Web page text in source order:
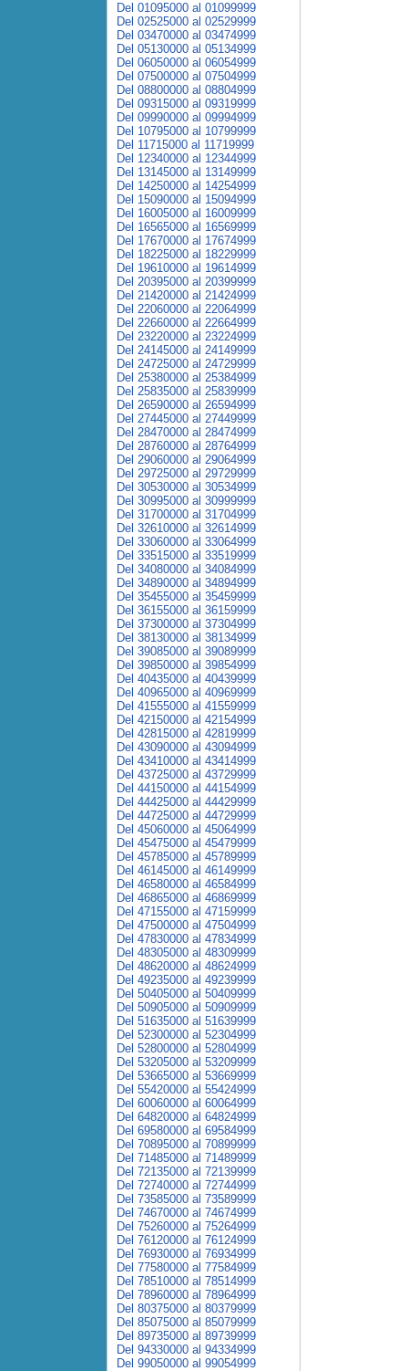
Del 01095000 al 01099999
Del 02525000 al 02529999
Del 03470000 al 03474999
Del 05130000 al 05134999
Del 06050000 al 06054999
Del 07500000 al 07504999
Del 08800000 al 08804999
Del 09315000 al 09319999
Del 09990000 al 09994999
Del 10795000 al 10799999
Del 11715000 al 11719999
Del 12340000 al 12344999
Del 13145000 al 13149999
Del 14250000 al 14254999
Del 15090000 al 15094999
Del 16005000 al 16009999
Del 16565000 al 16569999
Del 17670000 al 17674999
Del 18225000 al 18229999
Del 19610000 al 19614999
Del 20395000 al 20399999
Del 21420000 al 21424999
Del 22060000 al 22064999
Del 22660000 al 22664999
Del 23220000 al 23224999
Del 24145000 al 24149999
Del 24725000 al 24729999
Del 25380000 al 25384999
Del 25835000 al 25839999
Del 26590000 al 26594999
Del 27445000 al 27449999
Del 28470000 al 28474999
Del 28760000 al 28764999
Del 29060000 al 29064999
Del 29725000 al 29729999
Del 30530000 al 30534999
Del 30995000 al 30999999
Del 31700000 al 31704999
Del 32610000 al 32614999
Del 33060000 al 33064999
Del 33515000 al 33519999
Del 34080000 al 34084999
Del 34890000 al 34894999
Del 35455000 al 35459999
Del 36155000 al 36159999
Del 37300000 al 37304999
Del 38130000 al 38134999
Del 39085000 al 39089999
Del 39850000 al 39854999
Del 40435000 al 40439999
Del 40965000 al 40969999
Del 41555000 al 41559999
Del 42150000 al 42154999
Del 42815000 al 42819999
Del 43090000 al 43094999
Del 43410000 al 43414999
Del 43725000 al 43729999
Del 44150000 al 44154999
Del 44425000 al 44429999
Del 44725000 al 44729999
Del 45060000 al 45064999
Del 45475000 al 45479999
Del 45785000 al 45789999
Del 46145000 al 46149999
Del 46580000 al 46584999
Del 46865000 al 46869999
Del 47155000 al 47159999
Del 47500000 al 47504999
Del 47830000 al 47834999
Del 48305000 al 48309999
Del 48620000 al 48624999
Del 49235000 al 49239999
Del 50405000 al 50409999
Del 50905000 al 50909999
Del 51635000 al 51639999
Del 52300000 al 52304999
Del 52800000 al 52804999
Del 53205000 al 53209999
Del 53665000 al 53669999
Del 55420000 al 55424999
Del 60060000 al 60064999
Del 64820000 al 64824999
Del 69580000 al 69584999
Del 70895000 al 70899999
Del 71485000 al 71489999
Del 72135000 al 72139999
Del 72740000 al 72744999
Del 73585000 al 73589999
Del 74670000 al 74674999
Del 75260000 al 75264999
Del 76120000 al 76124999
Del 76930000 al 76934999
Del 77580000 al 77584999
Del 78510000 al 78514999
Del 78960000 al 78964999
Del 80375000 al 80379999
Del 85075000 al 85079999
Del 89735000 al 89739999
Del 94330000 al 94334999
Del 99050000 al 99054999